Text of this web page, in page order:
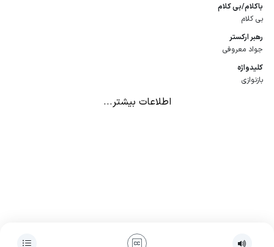
باكلام/بی كلام
بی کلام
رهبر اركستر
جواد معروفی
كلیدواژه
بازنوازی
اطلاعات بیشتر...